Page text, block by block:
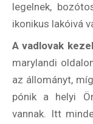
legelnek,
ikonikus lakóivá
A vadlovak
marylandi
az állományt,
pónik a helyi
vannak. Itt